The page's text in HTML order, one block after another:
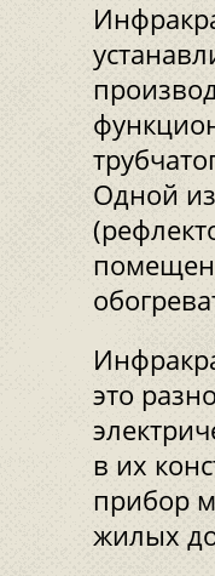
Одной
это
в их
прибор
жилых